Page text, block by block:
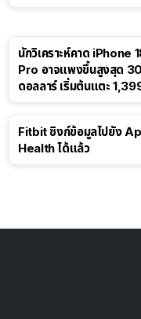
นักวิเคราะห์คาด iPhone
Pro อาจแพงขึ้นสูงสุด
ดอลลาร์ เริ่มต้นแตะ
Fitbit ซิงก์ข้อมูลไปยัง
Health ได้แล้ว